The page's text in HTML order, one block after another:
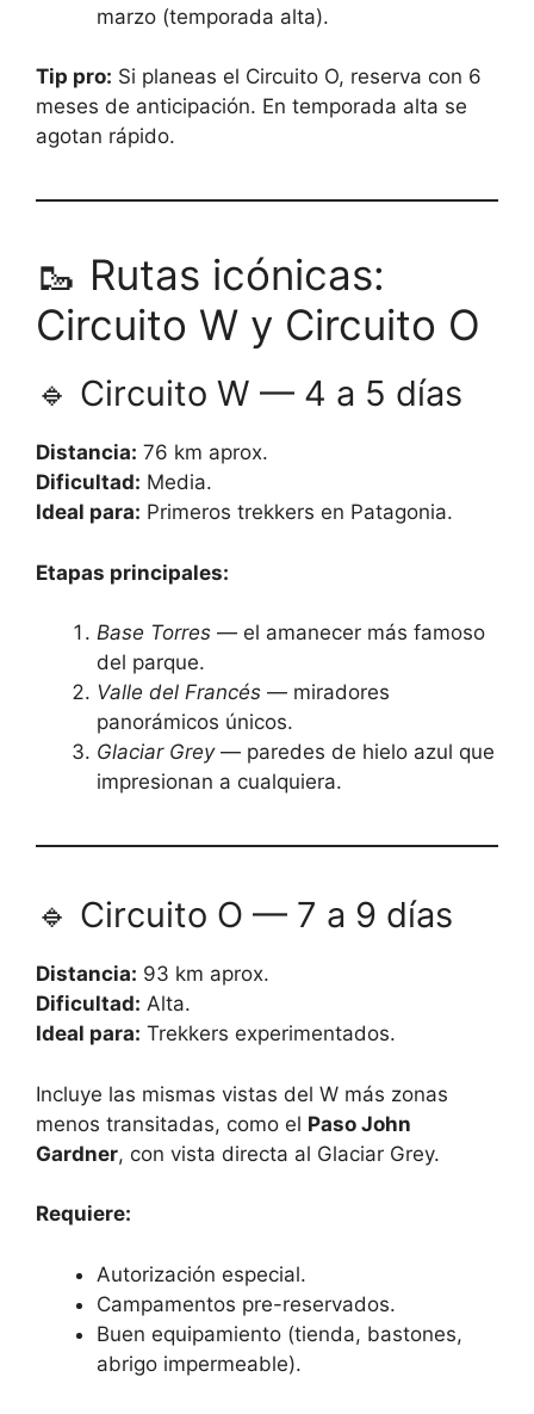
marzo (temporada alta).
Tip pro: Si planeas el Circuito O, reserva con 6
meses de anticipación. En temporada alta se
agotan rápido.
🥾 Rutas icónicas:
Circuito W y Circuito O
🔹 Circuito W — 4 a 5 días
Distancia: 76 km aprox.
Dificultad: Media.
Ideal para: Primeros trekkers en Patagonia.
Etapas principales:
Base Torres — el amanecer más famoso
del parque.
Valle del Francés — miradores
panorámicos únicos.
Glaciar Grey— paredes de hielo azul que
impresionan a cualquiera.
🔹 Circuito O — 7 a 9 días
Distancia: 93 km aprox.
Dificultad: Alta.
Ideal para: Trekkers experimentados.
Incluye las mismas vistas del W más zonas
menos transitadas, como el Paso John
Gardner, con vista directa al Glaciar Grey.
Requiere:
Autorización especial.
Campamentos pre-reservados.
Buen equipamiento (tienda, bastones,
abrigo impermeable).